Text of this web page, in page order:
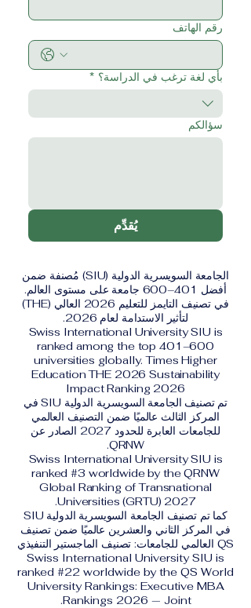
رقم الهاتف
بأي لغة ترغب في الدراسة؟ *
سؤالكم
يُقدِّم
الجامعة السويسرية الدولية (SIU) مُصنفة ضمن
أفضل 401–600 جامعة على مستوى العالم.
في تصنيف التايمز للتعليم 2026 العالي (THE)
لتأثير الاستدامة لعام 2026.
Swiss International University SIU is
ranked among the top 401–600
universities globally. Times Higher
Education THE 2026 Sustainability
Impact Ranking 2026
تم تصنيف الجامعة السويسرية الدولية SIU في
المركز الثالث عالميًا ضمن التصنيف العالمي
للجامعات العابرة للحدود 2027 الصادر عن
QRNW.
Swiss International University SIU is
ranked #3 worldwide by the QRNW
Global Ranking of Transnational
Universities (GRTU) 2027.
كما تم تصنيف الجامعة السويسرية الدولية SIU
في المركز الثاني والعشرين عالميًا ضمن تصنيف
QS العالمي للجامعات: تصنيف الماجستير التنفيذي
Swiss International University SIU is
ranked #22 worldwide by the QS World
University Rankings: Executive MBA
Rankings 2026 — Joint.